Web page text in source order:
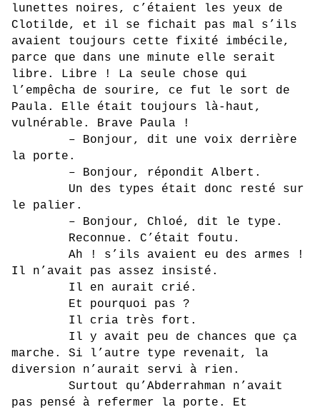
lunettes noires, c’étaient les yeux de
Clotilde, et il se fichait pas mal s’ils
avaient toujours cette fixité imbécile,
parce que dans une minute elle serait
libre. Libre ! La seule chose qui
l’empêcha de sourire, ce fut le sort de
Paula. Elle était toujours là-haut,
vulnérable. Brave Paula !
– Bonjour, dit une voix derrière
la porte.
– Bonjour, répondit Albert.
Un des types était donc resté sur
le palier.
– Bonjour, Chloé, dit le type.
Reconnue. C’était foutu.
Ah ! s’ils avaient eu des armes !
Il n’avait pas assez insisté.
Il en aurait crié.
Et pourquoi pas ?
Il cria très fort.
Il y avait peu de chances que ça
marche. Si l’autre type revenait, la
diversion n’aurait servi à rien.
Surtout qu’Abderrahman n’avait
pas pensé à refermer la porte. Et